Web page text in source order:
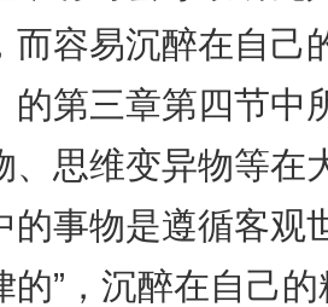
而容易沉醉在自己
的第三章第四节
、思维变异物等在
的事物是遵循客观
的”，沉醉在自己